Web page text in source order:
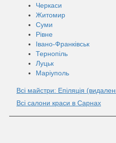
Черкаси
Житомир
Суми
Рівне
Івано-Франківськ
Тернопіль
Луцьк
Маріуполь
Всі майстри: Епіляція
Всі салони краси в Сарнах